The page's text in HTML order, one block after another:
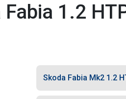
1.2
Skoda Fabia Mk2 1.2